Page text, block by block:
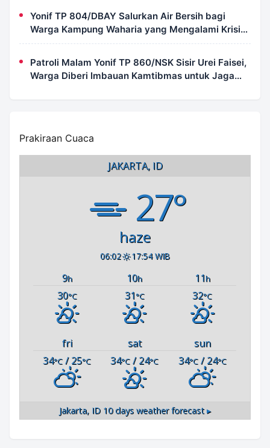
Yonif TP 804/DBAY Salurkan Air Bersih bagi
Warga Kampung Waharia yang Mengalami Krisis
Air
Patroli Malam Yonif TP 860/NSK Sisir Urei Faisei,
Warga Diberi Imbauan Kamtibmas untuk Jaga
Prakiraan Cuaca
JAKARTA, ID
27°
haze
06:02 17:54 WIB
9h 10h 11h
30°C 31°C 32°C
fri sat
sun
34°C / 25°C 34°C / 24°C 34°C/ 24°C
Jakarta, ID 10 days weather forecast ▸